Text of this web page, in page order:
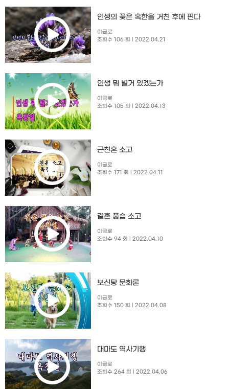
인생의 꽃은 혹한을 거친 후에 핀다
이금로
조회수 106 회
| 2022.04.21
인생 뭐 별거 있겠는가
이금로
조회수 105 회
| 2022.04.13
근친혼 소고
이금로
조회수 171 회
| 2022.04.11
결혼 풍습 소고
이금로
조회수 94 회
| 2022.04.10
보신탕 문화론
이금로
조회수 150 회
| 2022.04.08
대마도 역사기행
이금로
조회수 264 회
| 2022.04.06